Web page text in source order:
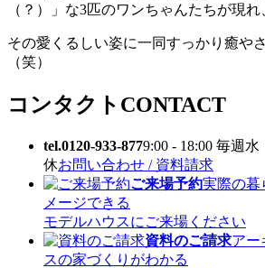
（？）」な3匹のワンちゃんたちが現れ
その愛くるしい姿に一同すっかり癒や
（笑）
コンタクト CONTACT
tel.0120-933-8779:00 - 18:00 毎週
休お問い合わせ / 資料請求
ご来場予約実際の暮
メージできる
モデルハウスにご来場ください
資料のご請求アー
スの家づくりがわかる